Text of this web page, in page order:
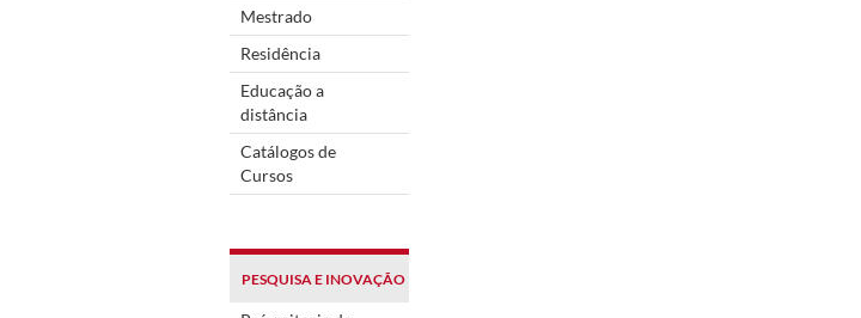
Mestrado
Residência
Educação a
distância
Catálogos de
Cursos
PESQUISA E INOVAÇÃO